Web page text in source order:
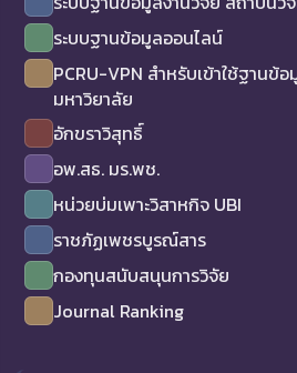
ระบบฐานข้อมูลออนไลน์
PCRU-VPN สำหรับเข้าใช้ฐานข้
มหาวิยาลัย
อักขราวิสุทธิ์
อพ.สธ. มร.พช.
หน่วยบ่มเพาะวิสาหกิจ UBI
ราชภัฏเพชรบูรณ์สาร
กองทุนสนับสนุนการวิจัย
Journal Ranking